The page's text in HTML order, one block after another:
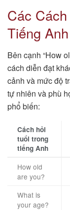
Các
Tiếng Anh
Bên cạnh “How
cách diễn đạt
cảnh và mức độ
tự nhiên và phù
phổ biến:
Cách hỏi
tuổi trong
tiếng Anh
How old
are you?
What is
your age?